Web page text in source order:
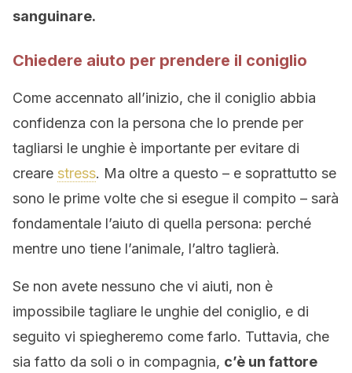
sanguinare.
Chiedere aiuto per prendere il coniglio
Come accennato all’inizio, che il coniglio abbia
confidenza con la persona che lo prende per
tagliarsi le unghie è importante per evitare di
creare stress. Ma oltre a questo – e soprattutto se
sono le prime volte che si esegue il compito – sarà
fondamentale l’aiuto di quella persona: perché
mentre uno tiene l’animale, l’altro taglierà.
Se non avete nessuno che vi aiuti, non è
impossibile tagliare le unghie del coniglio, e di
seguito vi spiegheremo come farlo. Tuttavia, che
sia fatto da soli o in compagnia, c’è un fattore